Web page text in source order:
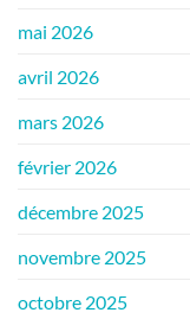
mai 2026
avril 2026
mars 2026
février 2026
décembre 2025
novembre 2025
octobre 2025